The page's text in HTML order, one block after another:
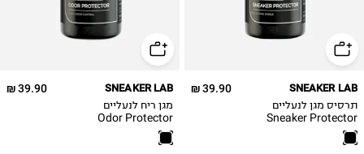
39.90 ₪ SNEAKER LAB
תרסיס מגן לנעליים
Sneaker Protector
39.90 ₪ SNEAKER LAB
מגן ריח לנעליים
Odor Protector